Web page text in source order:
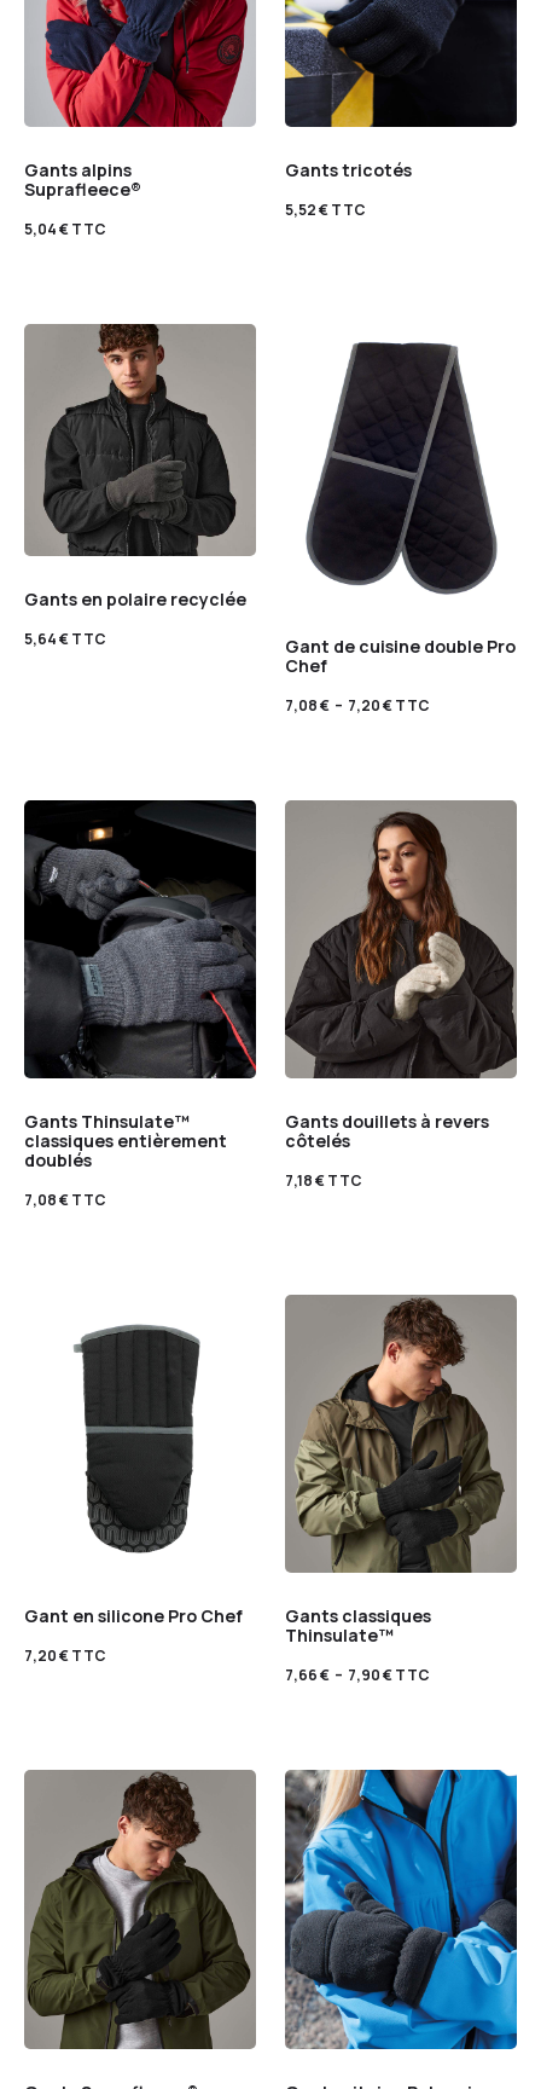
Gants alpins
Suprafleece®
5,04€TTC
Gants tricotés
5,52€TTC
Gants en polaire recyclée
5,64€TTC
Gant de cuisine double Pro
Chef
7,08€ – 7,20€TTC
Gants Thinsulate™
classiques entièrement
doublés
7,08€TTC
Gants douillets à revers
côtelés
7,18€TTC
Gant en silicone Pro Chef
7,20€TTC
Gants classiques
Thinsulate™
7,66€ – 7,90€TTC